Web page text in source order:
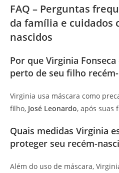
FAQ – Perguntas
da família e cuidados
nascidos
Por que Virginia
perto de seu filho
Virginia usa máscara como
filho, José Leonardo, após suas
Quais medidas Virginia
proteger seu recém-
Além do uso de máscara,